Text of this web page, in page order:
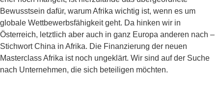
Bewusstsein dafür, warum Afrika wichtig ist, wenn es um
globale Wettbewerbsfähigkeit geht. Da hinken wir in
Österreich, letztlich aber auch in ganz Europa anderen nach –
Stichwort China in Afrika. Die Finanzierung der neuen
Masterclass Afrika ist noch ungeklärt. Wir sind auf der Suche
nach Unternehmen, die sich beteiligen möchten.